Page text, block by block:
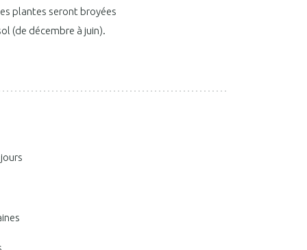
plantes seront broyées
(de décembre à juin).